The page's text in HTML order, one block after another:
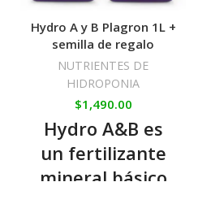
Hydro A y B Plagron 1L +
semilla de regalo
NUTRIENTES DE
HIDROPONIA
$1,490.00
Hydro A&B es
un fertilizante
mineral básico